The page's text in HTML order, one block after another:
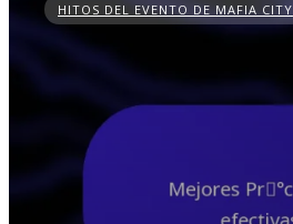
HITOS DEL EVENTO DE MAFIA CITY